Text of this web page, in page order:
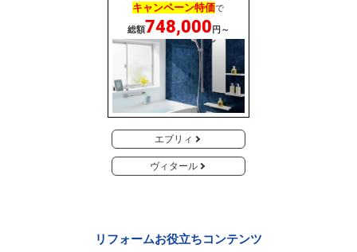
キャンペーン特価で
総額748,000 円～
エブリィ
ヴィタール
リフォームお役立ちコンテンツ